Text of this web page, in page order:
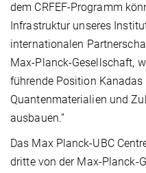
dem CRFEF-Programm
Infrastruktur unseres
internationalen
Max-Planck-Gesellschaft,
führende Position Kanadas
Quantenmaterialien und
ausbauen.”
Das Max Planck-UBC
dritte von der Max-Planck-